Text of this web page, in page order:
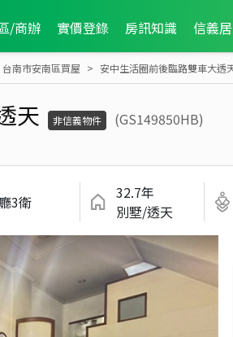
/商辦 實價登錄 房訊知識 信義
台南市安南區買屋 安中生活圈前後臨路雙車大透
天 非信義物件
(GS149850HB)
3衛
32.7年
別墅/透天